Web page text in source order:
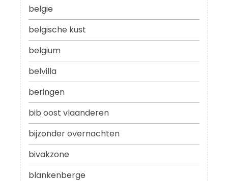
belgie
belgische kust
belgium
belvilla
beringen
bib oost vlaanderen
bijzonder overnachten
bivakzone
blankenberge